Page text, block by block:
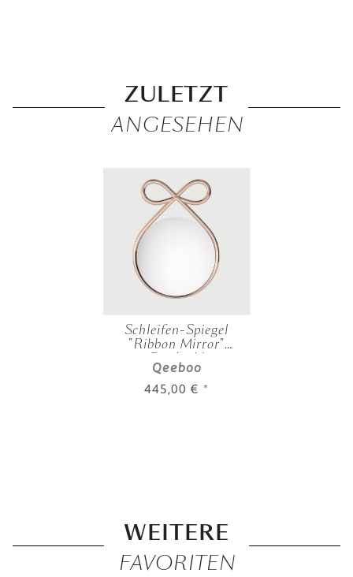
ZULETZT
ANGESEHEN
Schleifen-Spiegel
"Ribbon Mirror"
Roségold
Qeeboo
445,00 € *
WEITERE
FAVORITEN